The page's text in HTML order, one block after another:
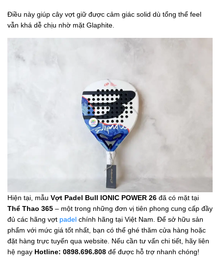
Điều này giúp cây vợt giữ được cảm giác solid dù tổng thể feel
vẫn khá dễ chịu nhờ mặt Glaphite.
Hiện tại, mẫu Vợt Padel Bull IONIC POWER 26 đã có mặt tại
Thể Thao 365 – một trong những đơn vị tiên phong cung cấp đầy
đủ các hãng vợt padel chính hãng tại Việt Nam. Để sở hữu sản
phẩm với mức giá tốt nhất, bạn có thể ghé thăm cửa hàng hoặc
đặt hàng trực tuyến qua website. Nếu cần tư vấn chi tiết, hãy liên
hệ ngay Hotline: 0898.696.808 để được hỗ trợ nhanh chóng!